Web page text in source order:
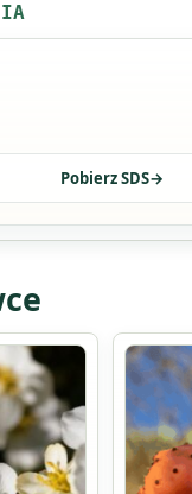
Pobierz SDS→
Ten
produkt
ma
wiele